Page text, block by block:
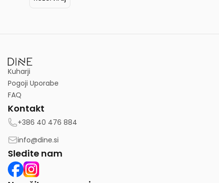
Kuharji
Pogoji Uporabe
FAQ
Kontakt
+386 40 476 884
info@dine.si
Sledite nam